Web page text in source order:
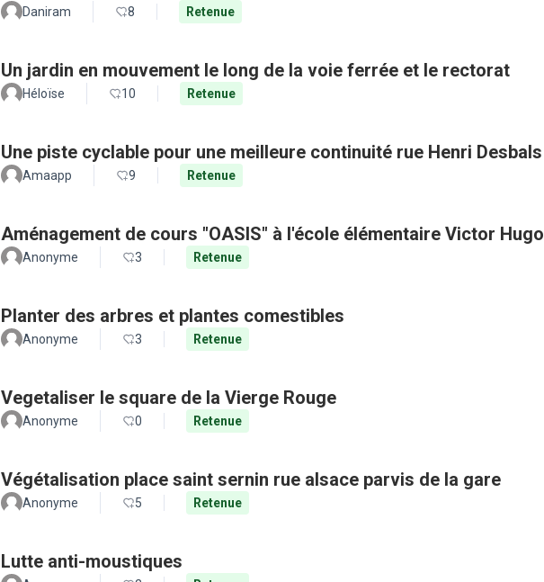
Daniram 8 Retenue
Un jardin en mouvement le long de la voie ferrée et le rectorat
Héloïse 10 Retenue
Une piste cyclable pour une meilleure continuité rue Henri Desbals
Amaapp 9 Retenue
Aménagement de cours "OASIS" à l'école élémentaire Victor Hugo
Anonyme 3 Retenue
Planter des arbres et plantes comestibles
Anonyme 3 Retenue
Vegetaliser le square de la Vierge Rouge
Anonyme 0 Retenue
Végétalisation place saint sernin rue alsace parvis de la gare
Anonyme 5 Retenue
Lutte anti-moustiques